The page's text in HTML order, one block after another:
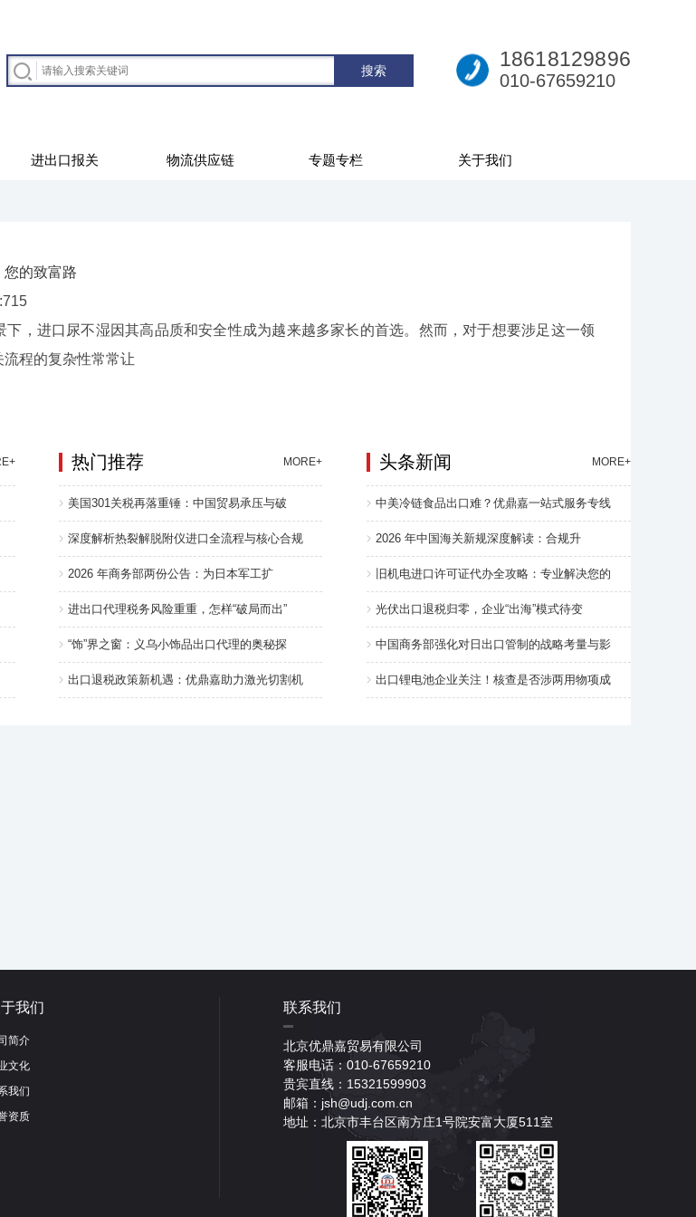
18618129896
010-67659210
进出口报关 物流供应链 专题专栏 关于我们
您的致富路
，进口尿不湿因其高品质和安全性成为越来越多家长的首选。然而，对于想要涉足这一领
程的复杂性常常让
头条新闻 MORE+
中美冷链食品出口难？优鼎嘉一站式服务专线
2026 年中国海关新规深度解读：合规升
旧机电进口许可证代办全攻略：专业解决您的
光伏出口退税归零，企业“出海”模式待变
中国商务部强化对日出口管制的战略考量与影
出口锂电池企业关注！核查是否涉两用物项成
热门推荐 MORE+
美国301关税再落重锤：中国贸易承压与破
深度解析热裂解脱附仪进口全流程与核心合规
2026 年商务部两份公告：为日本军工扩
进出口代理税务风险重重，怎样“破局而出”
“饰”界之窗：义乌小饰品出口代理的奥秘探
出口退税政策新机遇：优鼎嘉助力激光切割机
我们
简介
文化
我们
资质
联系我们
北京优鼎嘉贸易有限公司
客服电话：010-67659210
贵宾直线：15321599903
邮箱：jsh@udj.com.cn
地址：北京市丰台区南方庄1号院安富大厦511室